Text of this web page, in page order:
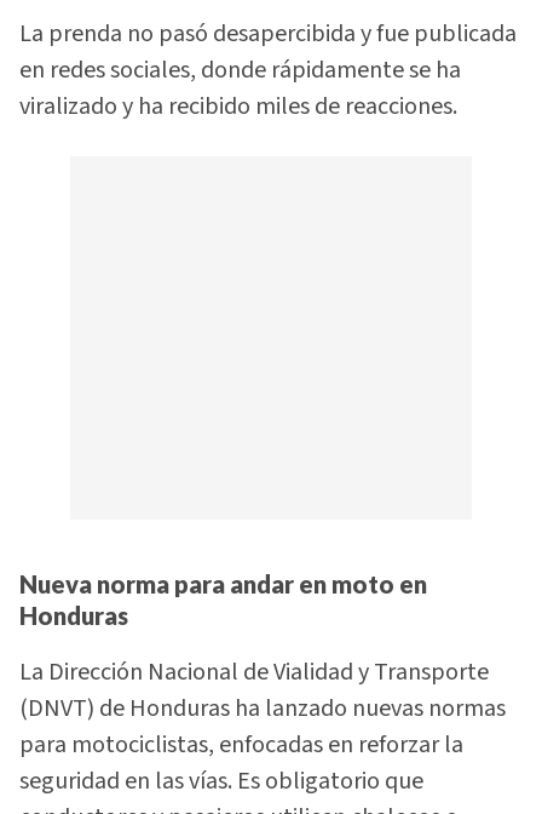
La prenda no pasó desapercibida y fue publicada
en redes sociales, donde rápidamente se ha
viralizado y ha recibido miles de reacciones.
Nueva norma para andar en moto en
Honduras
La Dirección Nacional de Vialidad y Transporte
(DNVT) de Honduras ha lanzado nuevas normas
para motociclistas, enfocadas en reforzar la
seguridad en las vías. Es obligatorio que